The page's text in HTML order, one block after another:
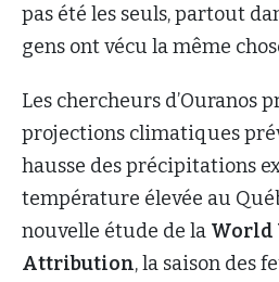
pas été les seuls, partout
gens ont vécu la même
Les chercheurs d’Ouranos
projections climatiques
hausse des précipitations
température élevée au
nouvelle étude de la World
Attribution, la saison des